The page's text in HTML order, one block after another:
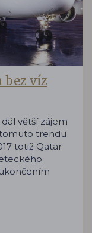
bez víz
větší zájem
tomuto trendu
totiž Qatar